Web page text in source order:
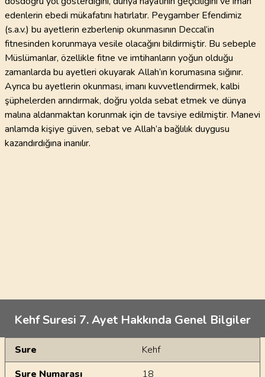
edenlerin ebedi mükafatını hatırlatır. Peygamber Efendimiz
(s.a.v.) bu ayetlerin ezberlenip okunmasının Deccal’in
fitnesinden korunmaya vesile olacağını bildirmiştir. Bu sebeple
Müslümanlar, özellikle fitne ve imtihanların yoğun olduğu
zamanlarda bu ayetleri okuyarak Allah’ın korumasına sığınır.
Ayrıca bu ayetlerin okunması, imanı kuvvetlendirmek, kalbi
şüphelerden arındırmak, doğru yolda sebat etmek ve dünya
malına aldanmaktan korunmak için de tavsiye edilmiştir. Manevi
anlamda kişiye güven, sebat ve Allah’a bağlılık duygusu
kazandırdığına inanılır.
Kehf Suresi 7. Ayet Hakkında Genel Bilgiler
Genel Bilgiler
Sure
Kehf
Sure Numarası
18